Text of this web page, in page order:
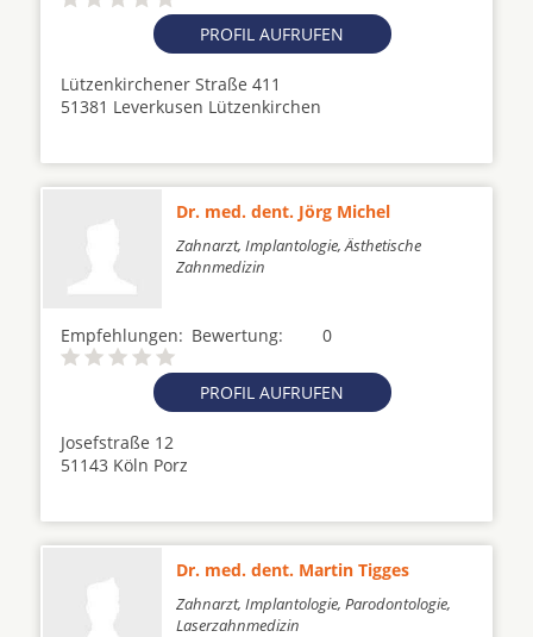
PROFIL AUFRUFEN
Lützenkirchener Straße 411
51381 Leverkusen Lützenkirchen
Dr. med. dent. Jörg Michel
Zahnarzt, Implantologie, Ästhetische
Zahnmedizin
Empfehlungen: 0
Bewertung:
PROFIL AUFRUFEN
Josefstraße 12
51143 Köln Porz
Dr. med. dent. Martin Tigges
Zahnarzt, Implantologie, Parodontologie,
Laserzahnmedizin